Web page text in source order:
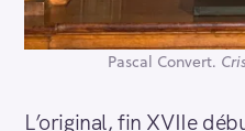
Pascal Convert.
L’original, fin XVIIe